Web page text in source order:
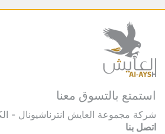
استمتع بالتسوق معنا
شركة مجموعة العايش انترناشيونال -
اتصل بنا